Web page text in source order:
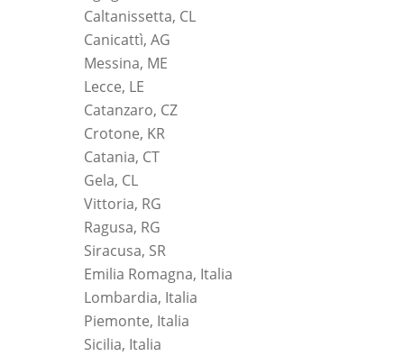
Caltanissetta, CL
Canicattì, AG
Messina, ME
Lecce, LE
Catanzaro, CZ
Crotone, KR
Catania, CT
Gela, CL
Vittoria, RG
Ragusa, RG
Siracusa, SR
Emilia Romagna, Italia
Lombardia, Italia
Piemonte, Italia
Sicilia, Italia